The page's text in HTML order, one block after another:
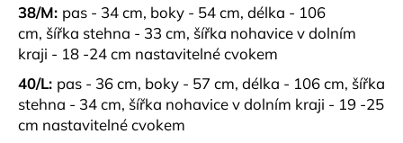
38/M: pas - 34 cm, boky - 54 cm, délka - 106
cm, šířka stehna - 33 cm, šířka nohavice v dolním
kraji - 18 -24 cm nastavitelné cvokem
40/L: pas - 36 cm, boky - 57 cm, délka - 106 cm, šířka
stehna - 34 cm, šířka nohavice v dolním kraji - 19 -25
cm nastavitelné cvokem
PÁSKEM
PARA
990
kč